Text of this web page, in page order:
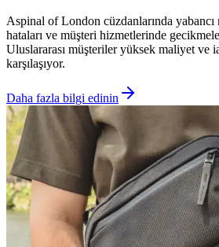
Aspinal of London cüzdanlarında yabancı
hataları ve müşteri hizmetlerinde
Uluslararası müşteriler yüksek maliyet ve
karşılaşıyor.
Daha fazla bilgi edinin